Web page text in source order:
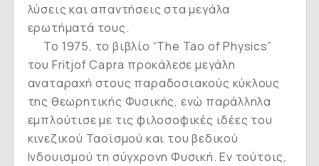
λύσεις και απαντήσεις στα μεγάλα
ερωτήματά τους.
Το 1975, το βιβλίο “The Tao of Physics”
του Fritjof Capra προκάλεσε μεγάλη
αναταραχή στους παραδοσιακούς κύκλους
της θεωρητικής Φυσικής, ενώ παράλληλα
εμπλούτισε με τις φιλοσοφικές ιδέες του
κινεζικού Ταοϊσμού και του βεδικού
Ινδουισμού τη σύγχρονη Φυσική. Εν τούτοις,